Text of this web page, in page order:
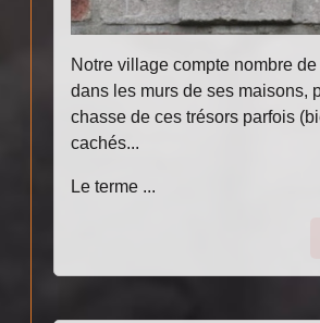
Notre village compte nombre
dans les murs de ses maisons,
chasse de ces trésors parfois
cachés...
Le terme ...